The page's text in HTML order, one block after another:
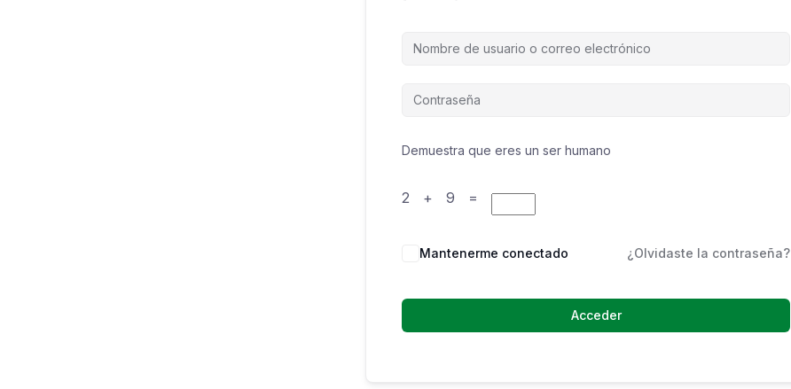
Demuestra que eres un ser humano
2 + 9 =
Mantenerme conectado ¿Olvidaste la contraseña?
Acceder